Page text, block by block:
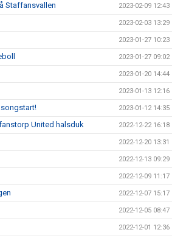
Staffansvallen 2023-02-09 12:43
2023-02-03 13:29
2023-01-27 10:23
2023-01-27 09:02
2023-01-20 14:44
2023-01-13 12:16
2023-01-12 14:35
United halsduk 2022-12-22 16:18
2022-12-20 13:31
2022-12-13 09:29
2022-12-09 11:17
2022-12-07 15:17
2022-12-05 08:47
2022-12-01 12:36